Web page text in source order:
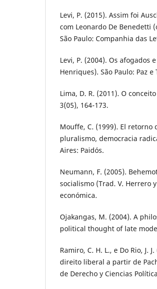
Levi, P. (2015). Assim foi
com Leonardo De Benedetti
São Paulo: Companhia das
Levi, P. (2004). Os afogados
Henriques). São Paulo: Paz e
Lima, D. R. (2011). O
3(05), 164-173.
Mouffe, C. (1999). El
pluralismo, democracia
Aires: Paidós.
Neumann, F. (2005).
socialismo (Trad. V. Herrero
económica.
Ojakangas, M. (2004). A
political thought of late
Ramiro, C. H. L., e Do Rio, J.
direito liberal a partir de
de Derecho y Ciencias